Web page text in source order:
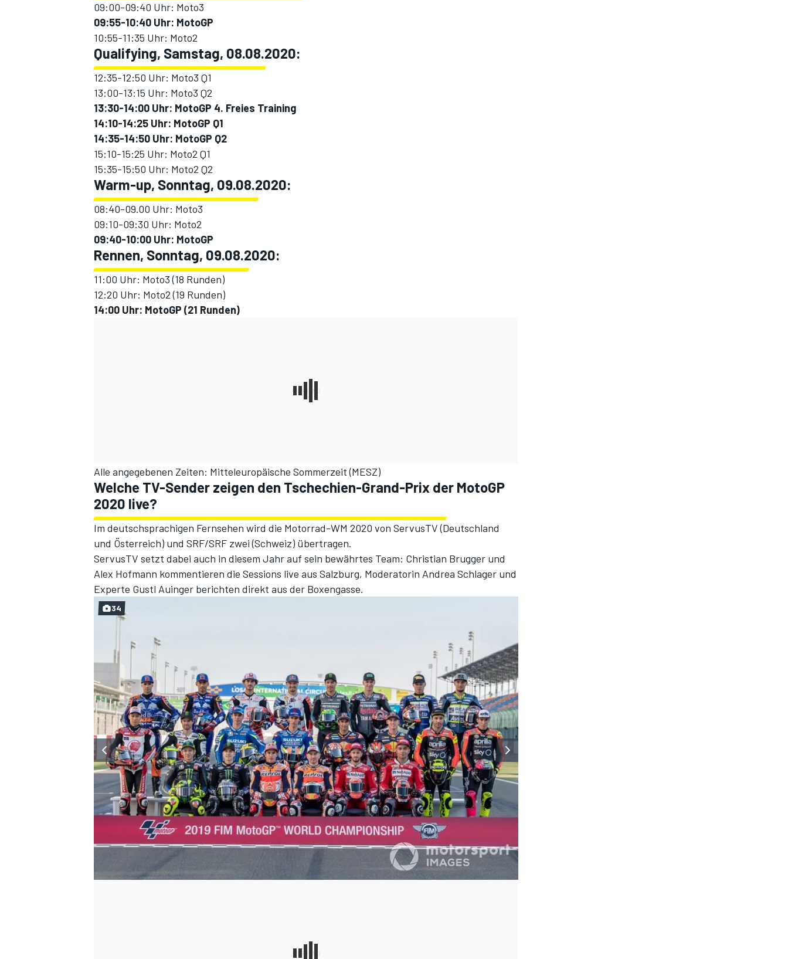
SPORTWAGEN
09:00-09:40 Uhr: Moto3
09:55-10:40 Uhr: MotoGP
10:55-11:35 Uhr: Moto2
Qualifying, Samstag, 08.08.2020:
12:35-12:50 Uhr: Moto3 Q1
13:00-13:15 Uhr: Moto3 Q2
13:30-14:00 Uhr: MotoGP 4. Freies Training
14:10-14:25 Uhr: MotoGP Q1
14:35-14:50 Uhr: MotoGP Q2
15:10-15:25 Uhr: Moto2 Q1
15:35-15:50 Uhr: Moto2 Q2
Warm-up, Sonntag, 09.08.2020:
08:40-09.00 Uhr: Moto3
09:10-09:30 Uhr: Moto2
09:40-10:00 Uhr: MotoGP
Rennen, Sonntag, 09.08.2020:
11:00 Uhr: Moto3 (18 Runden)
12:20 Uhr: Moto2 (19 Runden)
14:00 Uhr: MotoGP (21 Runden)
Alle angegebenen Zeiten: Mitteleuropäische Sommerzeit (MESZ)
Welche TV-Sender zeigen den Tschechien-Grand-Prix der MotoGP
2020 live?
Im deutschsprachigen Fernsehen wird die Motorrad-WM 2020 von ServusTV (Deutschland
und Österreich) und SRF/SRF zwei (Schweiz) übertragen.
ServusTV setzt dabei auch in diesem Jahr auf sein bewährtes Team: Christian Brugger und
Alex Hofmann kommentieren die Sessions live aus Salzburg, Moderatorin Andrea Schlager und
Experte Gustl Auinger berichten direkt aus der Boxengasse.
34